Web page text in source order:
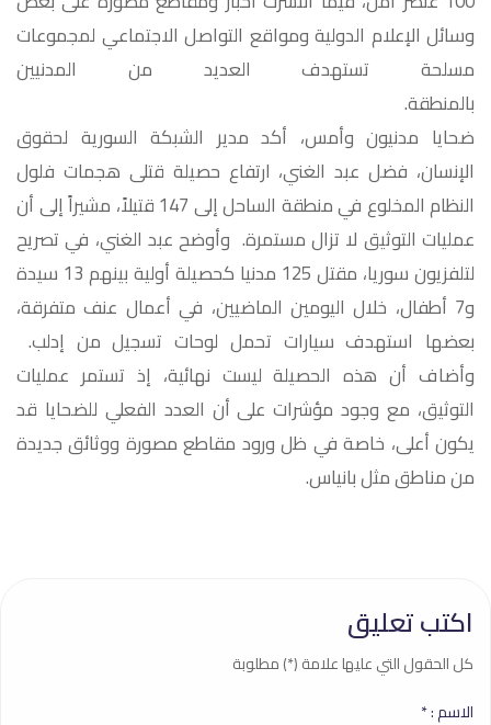
وسائل الإعلام الدولية ومواقع التواصل الاجتماعي لمجموعات
مسلحة تستهدف العديد من المدنيين
ضحايا مدنيون وأمس، أكد مدير الشبكة السورية لحقوق
الإنسان، فضل عبد الغني، ارتفاع حصيلة قتلى هجمات فلول
النظام المخلوع في منطقة الساحل إلى 147 قتيلاً، مشيراً إلى أن
عمليات التوثيق لا تزال مستمرة. وأوضح عبد الغني، في تصريح
لتلفزيون سوريا، مقتل 125 مدنيا كحصيلة أولية بينهم 13 سيدة
و7 أطفال، خلال اليومين الماضيين، في أعمال عنف متفرقة،
بعضها استهدف سيارات تحمل لوحات تسجيل من إدلب.
وأضاف أن هذه الحصيلة ليست نهائية، إذ تستمر عمليات
التوثيق، مع وجود مؤشرات على أن العدد الفعلي للضحايا قد
يكون أعلى، خاصة في ظل ورود مقاطع مصورة ووثائق جديدة
من مناطق مثل بانياس.
اكتب تعليق
كل الحقول التي عليها علامة (*) مطلوبة
الاسم :*